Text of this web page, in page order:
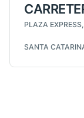
PLAZA
SANTA